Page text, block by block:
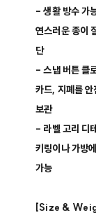
- 생활 방수 가
연스러운 종이
단
- 스냅 버튼 클
카드, 지폐를 안
보관
- 라벨 고리 디
키링이나 가방
가능
[Size &